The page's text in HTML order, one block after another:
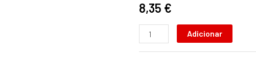
8,35 €
Trufa
Adicionar